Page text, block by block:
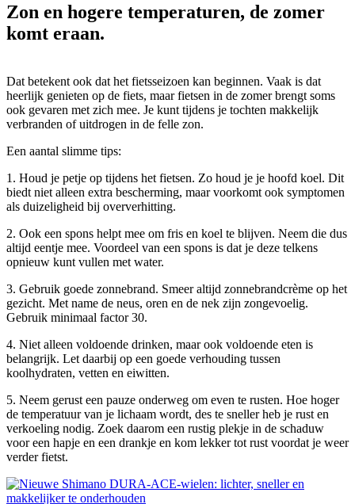
Zon en hogere temperaturen, de zomer
komt eraan.
Dat betekent ook dat het fietsseizoen kan beginnen. Vaak is dat
heerlijk genieten op de fiets, maar fietsen in de zomer brengt soms
ook gevaren met zich mee. Je kunt tijdens je tochten makkelijk
verbranden of uitdrogen in de felle zon.
Een aantal slimme tips:
1. Houd je petje op tijdens het fietsen. Zo houd je je hoofd koel. Dit
biedt niet alleen extra bescherming, maar voorkomt ook symptomen
als duizeligheid bij oververhitting.
2. Ook een spons helpt mee om fris en koel te blijven. Neem die dus
altijd eentje mee. Voordeel van een spons is dat je deze telkens
opnieuw kunt vullen met water.
3. Gebruik goede zonnebrand. Smeer altijd zonnebrandcrème op het
gezicht. Met name de neus, oren en de nek zijn zongevoelig.
Gebruik minimaal factor 30.
4. Niet alleen voldoende drinken, maar ook voldoende eten is
belangrijk. Let daarbij op een goede verhouding tussen
koolhydraten, vetten en eiwitten.
5. Neem gerust een pauze onderweg om even te rusten. Hoe hoger
de temperatuur van je lichaam wordt, des te sneller heb je rust en
verkoeling nodig. Zoek daarom een rustig plekje in de schaduw
voor een hapje en een drankje en kom lekker tot rust voordat je weer
verder fietst.